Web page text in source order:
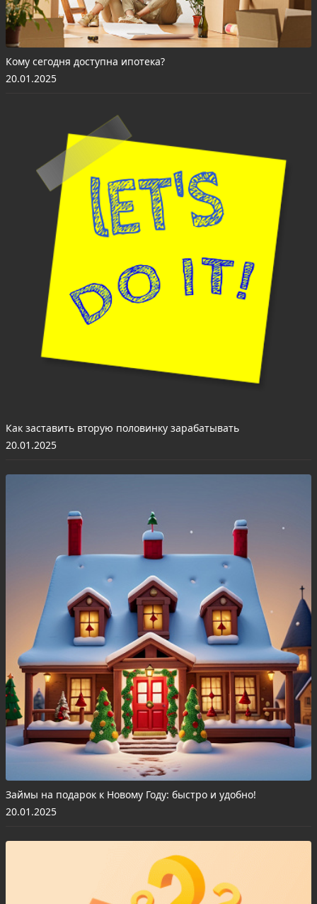
Кому сегодня доступна ипотека?
20.01.2025
Как заставить вторую половинку зарабатывать
20.01.2025
Займы на подарок к Новому Году: быстро и удобно!
20.01.2025